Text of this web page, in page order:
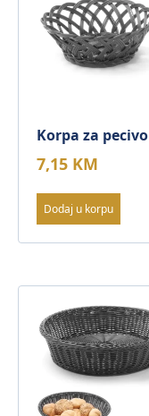
Korpa za pecivo
7,15 KM
Dodaj u korpu